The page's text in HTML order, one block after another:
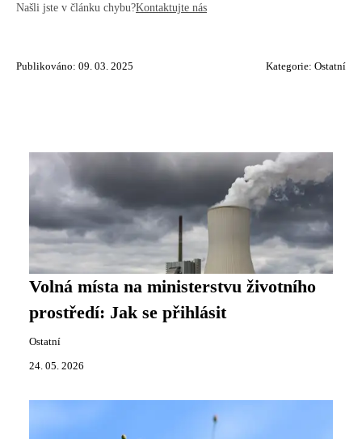
Našli jste v článku chybu?Kontaktujte nás
Publikováno: 09. 03. 2025 Kategorie: Ostatní
Volná místa na ministerstvu životního
prostředí: Jak se přihlásit
Ostatní
24. 05. 2026